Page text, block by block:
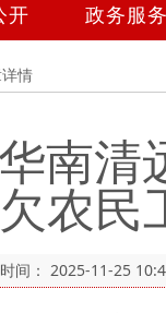
开 政务服
情
南
农民
间： 2025-11-25